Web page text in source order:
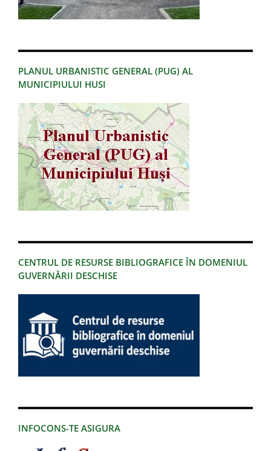
PLANUL URBANISTIC GENERAL (PUG) AL
MUNICIPIULUI HUSI
CENTRUL DE RESURSE BIBLIOGRAFICE ÎN DOMENIUL
GUVERNĂRII DESCHISE
INFOCONS-TE ASIGURA